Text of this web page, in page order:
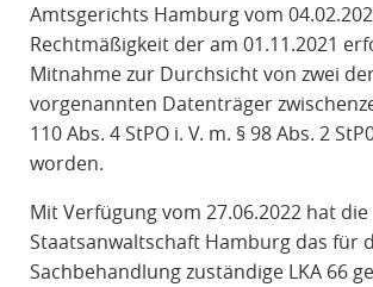
Amtsgerichts Hamburg vom
Rechtmäßigkeit der am 01.11.2021
Mitnahme zur Durchsicht von zwei
vorgenannten Datenträger
110 Abs. 4 StPO i. V. m. § 98 Abs. 2
worden.
Mit Verfügung vom 27.06.2022 hat die
Staatsanwaltschaft Hamburg das für
Sachbehandlung zuständige LKA 66